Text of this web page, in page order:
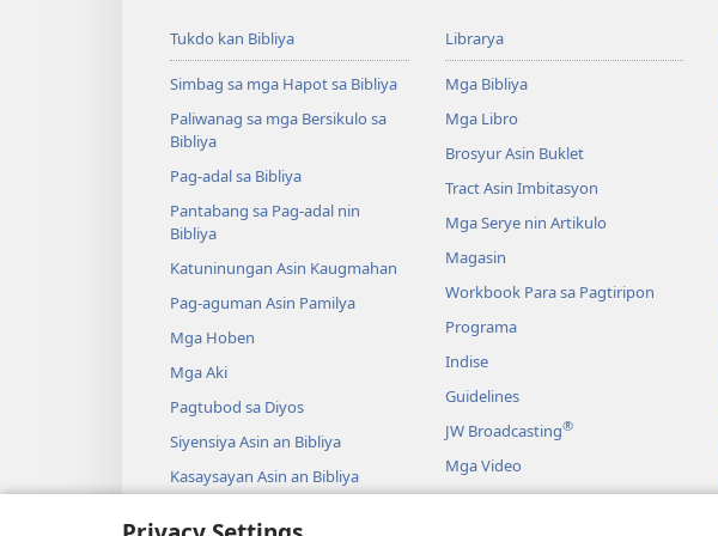
Tukdo kan Bibliya
Simbag sa mga Hapot sa Bibliya
Paliwanag sa mga Bersikulo sa
Bibliya
Pag-adal sa Bibliya
Pantabang sa Pag-adal nin
Bibliya
Katuninungan Asin Kaugmahan
Pag-aguman Asin Pamilya
Mga Hoben
Mga Aki
Pagtubod sa Diyos
Siyensiya Asin an Bibliya
Kasaysayan Asin an Bibliya
Librarya
Mga Bibliya
Mga Libro
Brosyur Asin Buklet
Tract Asin Imbitasyon
Mga Serye nin Artikulo
Magasin
Workbook Para sa Pagtiripon
Programa
Indise
Guidelines
JW Broadcasting®
Mga Video
Musika